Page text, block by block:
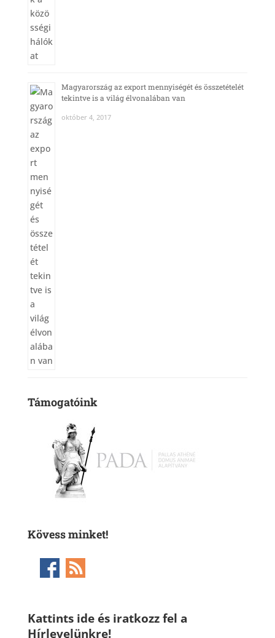
Magyarország az export mennyiségét és összetételét
tekintve is a világ élvonalában van
október 4, 2017
Támogatóink
Kövess minket!
Kattints ide és iratkozz fel a
Hírlevelünkre!